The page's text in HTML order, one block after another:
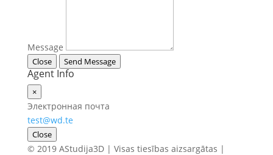
Message
Close Send Message
Agent Info
×
Электронная почта
test@wd.te
Close
© 2019 AStudija3D | Visas tiesības aizsargātas |